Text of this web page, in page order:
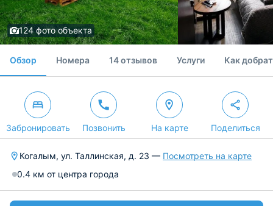
124 фото объекта
Обзор Номера 14 отзывов Услуги Как
Забронировать Позвонить На карте Поделиться
Когалым, ул. Таллинская, д. 23 — Посмотреть на карте
0.4 км от центра города